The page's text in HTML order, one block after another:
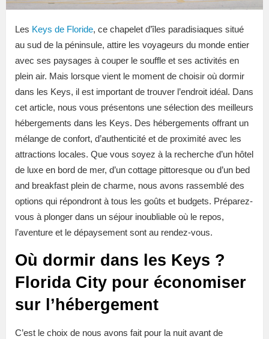
Les Keys de Floride, ce chapelet d’îles paradisiaques situé
au sud de la péninsule, attire les voyageurs du monde entier
avec ses paysages à couper le souffle et ses activités en
plein air. Mais lorsque vient le moment de choisir où dormir
dans les Keys, il est important de trouver l’endroit idéal. Dans
cet article, nous vous présentons une sélection des meilleurs
hébergements dans les Keys. Des hébergements offrant un
mélange de confort, d’authenticité et de proximité avec les
attractions locales. Que vous soyez à la recherche d’un hôtel
de luxe en bord de mer, d’un cottage pittoresque ou d’un bed
and breakfast plein de charme, nous avons rassemblé des
options qui répondront à tous les goûts et budgets. Préparez-
vous à plonger dans un séjour inoubliable où le repos,
l’aventure et le dépaysement sont au rendez-vous.
Où dormir dans les Keys ?
Florida City pour économiser
sur l’hébergement
C’est le choix de nous avons fait pour la nuit avant de